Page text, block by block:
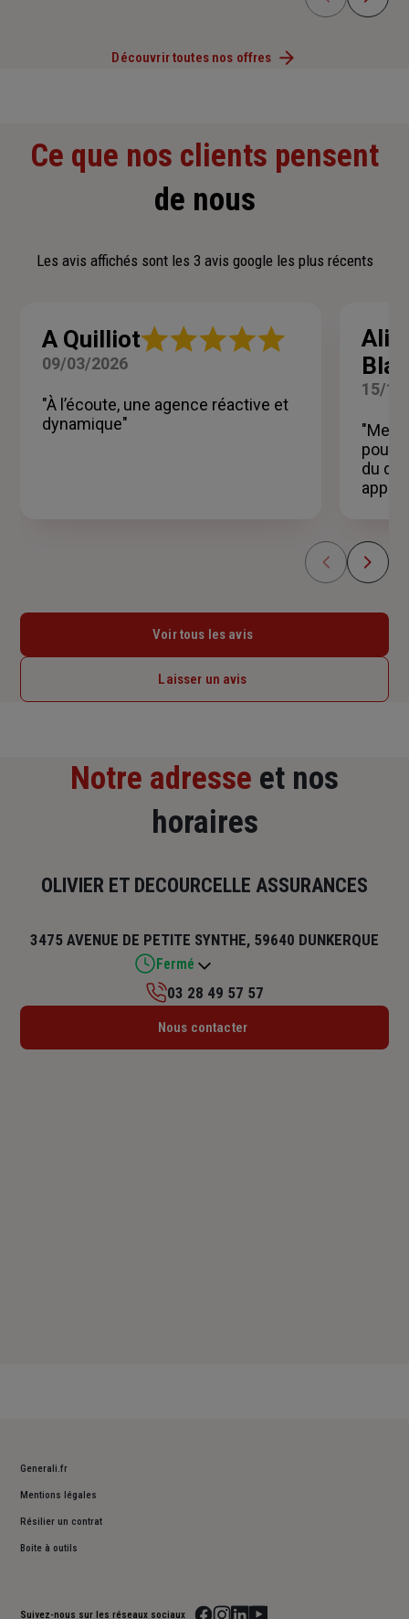
Découvrir toutes nos offres
Ce que nos clients pensent
de nous
Les avis affichés sont les 3 avis google les plus récents
A QuilliotNote
5
étoiles
09/03/2026
"À l’écoute, une agence réactive et
dynamique"
15/
pour
du
Voir tous les avis
Laisser un avis
Notre adresse et nos
horaires
OLIVIER ET DECOURCELLE ASSURANCES
3475 AVENUE DE PETITE SYNTHE, 59640 DUNKERQUE
Fermé
Lundi : 09h – 12h
03 28 49 57 57
Nous contacter
Generali.fr
Mentions légales
Résilier un contrat
Boite à outils
Suivez-nous sur les réseaux sociaux